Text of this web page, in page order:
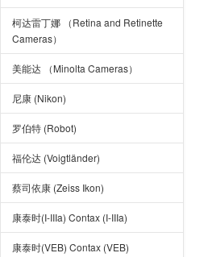
柯达雷丁娜 （Retina and Retinette
Cameras）
美能达 （Minolta Cameras）
尼康 (Nikon)
罗伯特 (Robot)
福伦达 (Voigtländer)
蔡司依康 (Zeiss Ikon)
康泰时(I-IIIa) Contax (I-IIIa)
康泰时(VEB) Contax (VEB)